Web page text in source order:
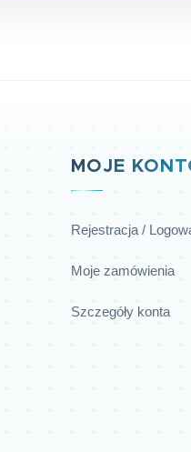
MOJE
Rejestracja /
Moje zamówienia
Szczegóły konta